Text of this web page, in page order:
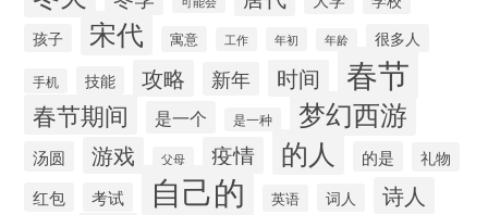
孩子
宋代 寓意 工作 年初 年龄 很多人
手机 技能 攻略 新年 时间 春节
春节期间 是一个 是一种 梦幻西游
汤圆 游戏 父母 疫情 的人 的是
礼物
红包
考试 自己的 英语 词人 诗人